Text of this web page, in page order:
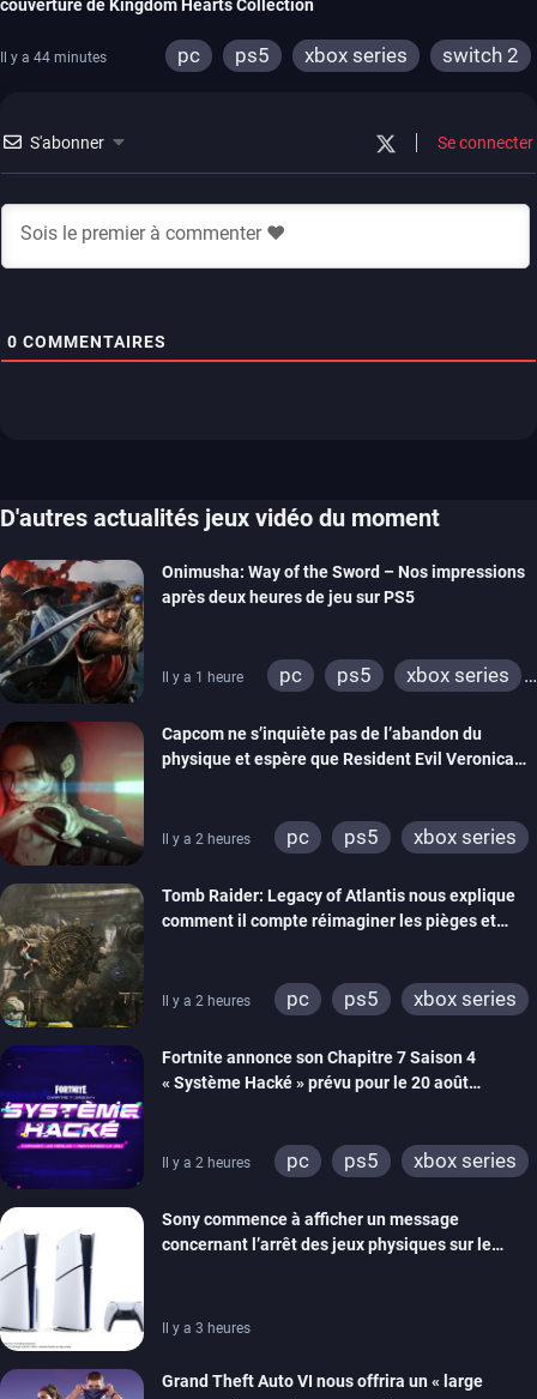
couverture de Kingdom Hearts Collection
Il y a 44 minutes pc ps5 xbox series switch 2
S'abonner Se connecter
0 COMMENTAIRES
D'autres actualités jeux vidéo du moment
Onimusha: Way of the Sword – Nos impressions
après deux heures de jeu sur PS5
Il y a 1 heure pc ps5
xbox series
Capcom ne s’inquiète pas de l’abandon du
physique et espère que Resident Evil Veronica
Il y a 2 heures pc ps5
xbox series
Tomb Raider: Legacy of Atlantis nous explique
comment il compte réimaginer les pièges et
Il y a 2 heures pc ps5
xbox series
Fortnite annonce son Chapitre 7 Saison 4
« Système Hacké » prévu pour le 20 août
Il y a 2 heures pc ps5
xbox series
ps4
xbox one
switch 2
Sony commence à afficher un message
concernant l’arrêt des jeux physiques sur le
Il y a 3 heures
Grand Theft Auto VI nous offrira un « large